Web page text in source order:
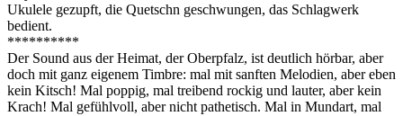
Ukulele gezupft, die Quetschn geschwungen, das Schlagwerk
bedient.
**********
Der Sound aus der Heimat, der Oberpfalz, ist deutlich hörbar, aber
doch mit ganz eigenem Timbre: mal mit sanften Melodien, aber eben
kein Kitsch! Mal poppig, mal treibend rockig und lauter, aber kein
Krach! Mal gefühlvoll, aber nicht pathetisch. Mal in Mundart, mal